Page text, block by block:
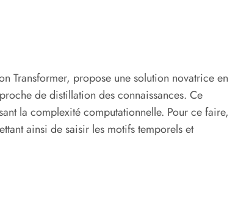
Transformer, propose une solution novatrice en
de distillation des connaissances. Ce
la complexité computationnelle. Pour ce faire,
ainsi de saisir les motifs temporels et